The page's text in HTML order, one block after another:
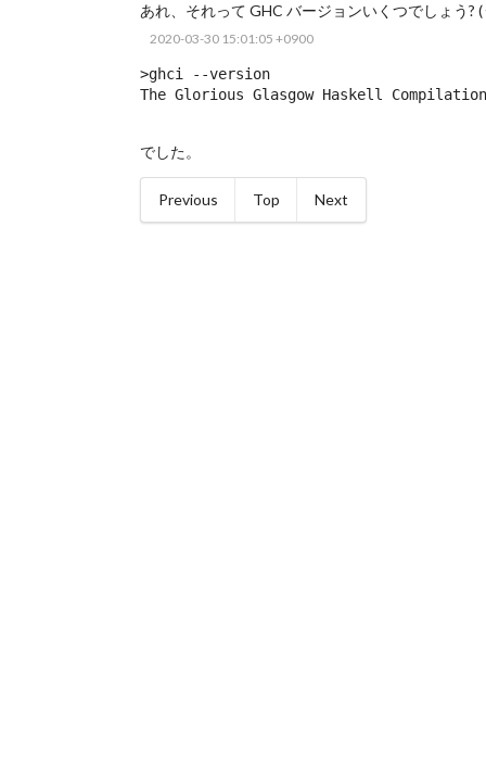
あれ、それって GHC バージョンいくつでしょう?
2020-03-30 15:01:05 +0900
>ghci --version
The Glorious Glasgow Haskell
でした。
Previous Top Next